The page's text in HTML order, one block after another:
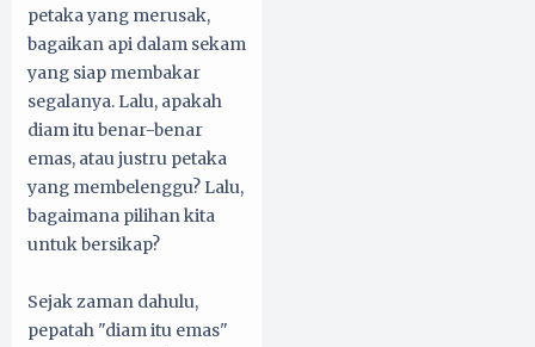
petaka yang merusak,
bagaikan api dalam sekam
yang siap membakar
segalanya. Lalu, apakah
diam itu benar-benar
emas, atau justru petaka
yang membelenggu? Lalu,
bagaimana pilihan kita
untuk bersikap?
Sejak zaman dahulu,
pepatah "diam itu emas"